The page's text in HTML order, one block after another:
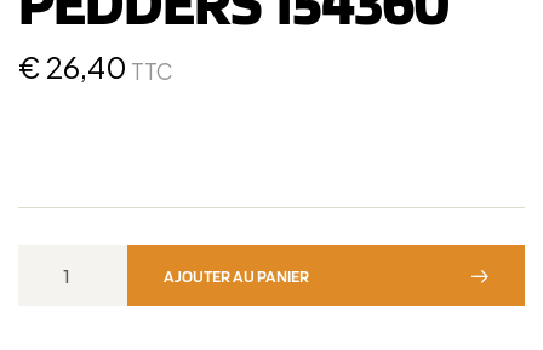
€ 26,40 TTC
AJOUTER AU PANIER